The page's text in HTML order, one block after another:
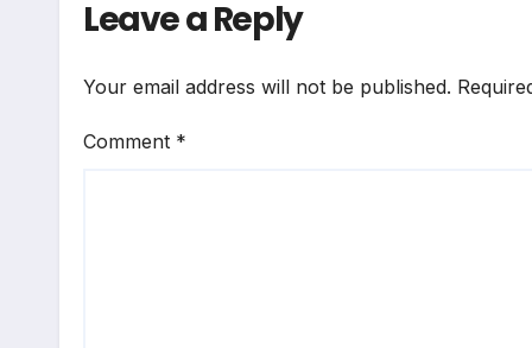
Leave a Reply
Your email address will not be published.
Comment *